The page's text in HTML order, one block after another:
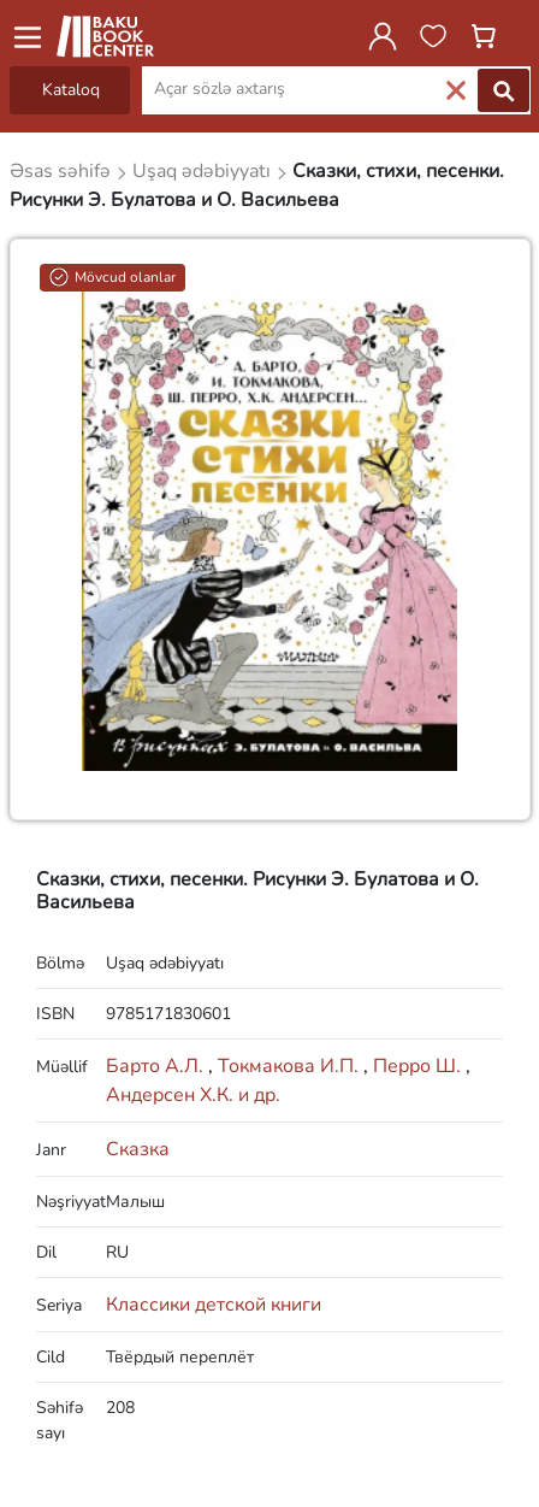
Kataloq
Əsas səhifə Uşaq ədəbiyyatı
Сказки, стихи, песенки.
Рисунки Э. Булатова и О. Васильева
Mövcud olanlar
Сказки, стихи, песенки. Рисунки Э. Булатова и О.
Васильева
Bölmə Uşaq ədəbiyyatı
ISBN 9785171830601
Müəllif Барто А.Л. , Токмакова И.П. , Перро Ш. ,
Андерсен Х.К. и др.
Janr Сказка
NəşriyyatМалыш
Dil RU
Seriya Классики детской книги
Cild Твёрдый переплёт
Səhifə
sayı
208